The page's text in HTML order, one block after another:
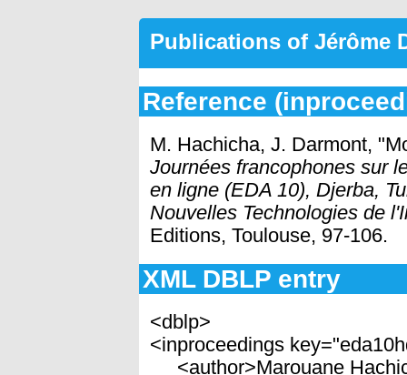
Publications of Jérôme
Reference
M. Hachicha, J. Darmont,
Journées francophones sur
en ligne (EDA 10), Djerba,
Nouvelles Technologies de
Editions, Toulouse, 97-106.
XML DBLP entry
<dblp>
<inproceedings
<author>Marouane